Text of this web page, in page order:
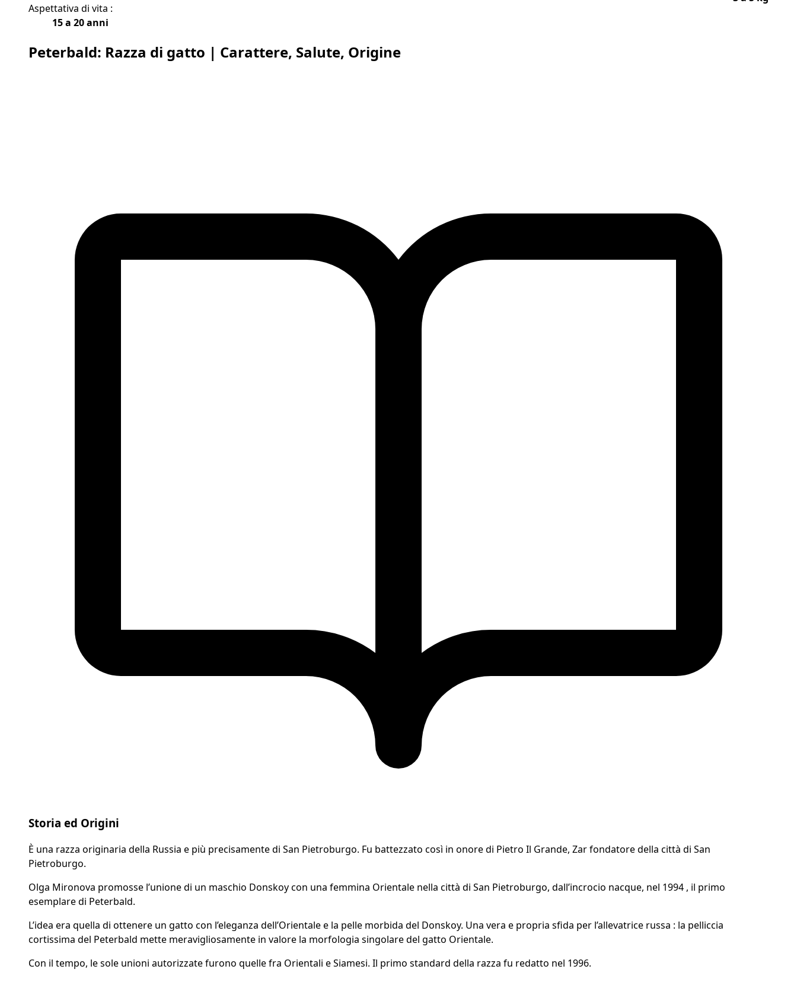
Aspettativa di vita :
15 a 20 anni
Peterbald: Razza di gatto | Carattere, Salute, Origine
Storia ed Origini
È una razza originaria della Russia e più precisamente di San Pietroburgo. Fu battezzato così in onore di Pietro Il Grande, Zar fondatore della città di San
Pietroburgo.
Olga Mironova promosse l’unione di un maschio Donskoy con una femmina Orientale nella città di San Pietroburgo, dall’incrocio nacque, nel 1994 , il primo
esemplare di Peterbald.
L’idea era quella di ottenere un gatto con l’eleganza dell’Orientale e la pelle morbida del Donskoy. Una vera e propria sfida per l’allevatrice russa : la pelliccia
cortissima del Peterbald mette meravigliosamente in valore la morfologia singolare del gatto Orientale.
Con il tempo, le sole unioni autorizzate furono quelle fra Orientali e Siamesi. Il primo standard della razza fu redatto nel 1996.